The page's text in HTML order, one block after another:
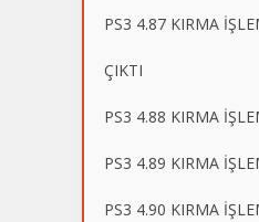
PS3 4.87 KIRMA
ÇIKTI
PS3 4.88 KIRMA
PS3 4.89 KIRMA
PS3 4.90 KIRMA